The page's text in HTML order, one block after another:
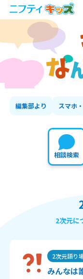
編集部より スマホ
相談検索
2次元に
2次元語り
みんなは